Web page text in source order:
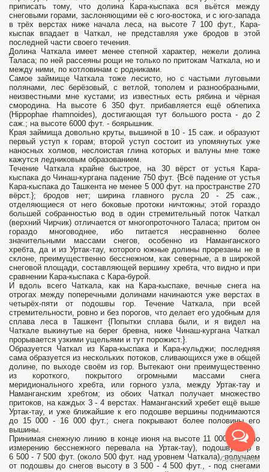
приписать тому, что долина Кара-кыспака вся вьётся между
снеговыми горами, заслоняющими её с юго-востока, и с юго-запада
в трёх верстах ниже начала леса, на высоте 7 100 фут., Кара-
кыспак впадает в Чаткал, не представляя уже бродов в этой
последней части своего течения.
Долина Чаткала имеет менее степной характер, нежели долина
Таласа; по ней рассеяны рощи не только по притокам Чаткала, но и
между ними, по котловинам с родниками.
Самое займище Чаткала тоже лесисто, но с частыми луговыми
полянами, лес берёзовый, с ветлой, тополем и разнообразными,
неизвестными мне кустами; из известных есть рябина и чёрная
смородина. На высоте 6 350 фут. прибавляется ещё облепиха
(Hippophae rhamnoides), достигающая тут большого роста - до 2
саж.; на высоте 6000 фут. - боярышник.
Края займища довольно круты, вышиной в 10 - 15 саж. и образуют
первый уступ к горам; второй уступ состоит из упомянутых уже
наносных холмов, неслоистая глина которых и валуны мне тоже
кажутся ледниковым образованием.
Течение Чаткала крайне быстрое, на 30 вёрст от устья Кара-
кыспака до Чинаш-кургана падение 750 фут. {Всё падение от устья
Кара-кыспака до Ташкента не менее 5 000 фут. на пространстве 270
вёрст.}; бродов нет; ширина главного русла 20 - 25 саж.,
отделяющиеся от него боковые протоки ничтожны; этой гораздо
большей собранностью вод в один стремительный поток Чаткал
(верхний Чирчик) отличается от многопроточного Таласа; притом он
гораздо многоводнее, ибо питается несравненно более
значительными массами снегов, особенно из Наманганского
хребта, да и из Уртак-тау, которого южные долины прорезаны не в
склоне, преимущественно бесснежном, как северные, а в широкой
снеговой площади, составляющей вершину хребта, что видно и при
сравнении Кара-кыспака с Кара-бурой.
И вдоль всего Чаткала, как на Кара-кыспаке, вечные снега на
отрогах между поперечными долинами начинаются уже верстах в
четырёх-пяти от подошвы гор. Течение Чаткала, при всей
стремительности, ровно и без порогов, что делает его удобным для
сплава леса в Ташкент {Попытки сплава были, и я видел на
Чаткале выкинутые на берег бревна, ниже Чинаш-кургана Чаткал
прорывается узкими ущельями и тут порожист.}.
Образуется Чаткал из Кара-кыспака и Кара-кульджи; последняя
сама образуется из нескольких потоков, сливающихся уже в общей
долине, по выходе своём из гор. Вытекают они преимущественно
из короткого, покрытого огромными массами снега
меридионального хребта, или горного узла, между Уртак-тау и
Наманганским хребтом; из обоих Чаткал получает множество
притоков, на каждых 3 - 4 верстах. Наманганский хребет ещё выше
Уртак-тау, и уже ближайшие к его подошве вершины поднимаются
до 15 000 - 16 000 фут.; снега покрывают более половины его
вышины.
Принимая снежную линию в конце июня на высоте 11 000 фут. (по
измерению бесснежного перевала на Уртак-тау), подошву гор в
6 500 - 7 500 фут. (около 500 фут. над уровнем Чаткала), получаем
от подошвы до снегов высоту в 3 500 - 4 500 фут., - под снегами